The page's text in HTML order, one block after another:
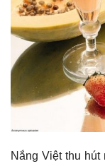
Nắng Việt thu